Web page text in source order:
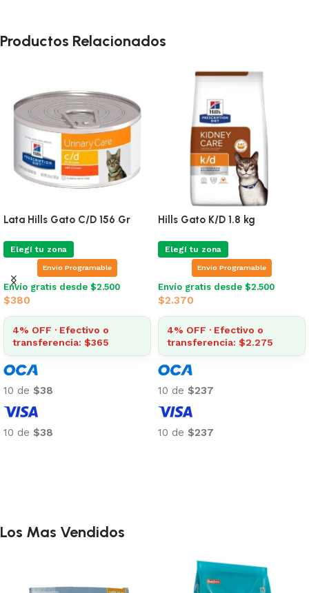
Productos Relacionados
Lata Hills Gato C/D 156 Gr
Elegí tu zona
Envio Programable
Envío gratis desde $2.500
$380
4% OFF · Efectivo o
transferencia: $365
10 de $38
10 de $38
Hills Gato K/D 1.8 kg
Elegí tu zona
Envio Programable
Envío gratis desde $2.500
$2.370
4% OFF · Efectivo o
transferencia: $2.275
10 de $237
10 de $237
Los Mas Vendidos